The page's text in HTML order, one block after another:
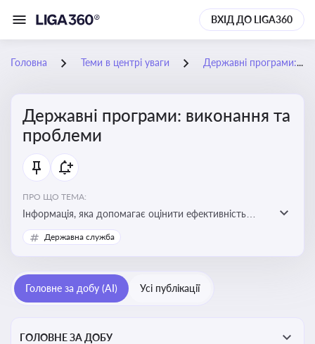
ВХІД ДО LIGA360
Головна Теми в центрі уваги Державні програми: виконання та проблеми
Державні програми: виконання та
проблеми
ПРО ЩО ТЕМА:
Інформація, яка допомагає оцінити ефективність
використання бюджетних коштів, виявити проблеми
реалізації та знайти шляхи їх удосконалення
Державна служба
Головне за добу (AI) Усі публікації
ГОЛОВНЕ ЗА ДОБУ